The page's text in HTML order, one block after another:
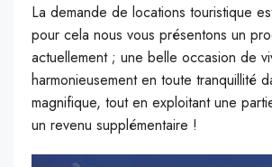
La demande de locations touristique
pour cela nous vous présentons un
actuellement ; une belle occasion de
harmonieusement en toute tranquillité
magnifique, tout en exploitant une
un revenu supplémentaire !